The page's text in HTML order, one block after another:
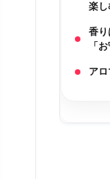
楽し
香り
「
ア